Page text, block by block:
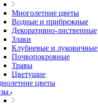
Многолетние цветы
Водные и прибрежные
Декоративно-лиственные
Злаки
Клубневые и луковичные
Почвопокровные
Травы
Цветущие
цветы